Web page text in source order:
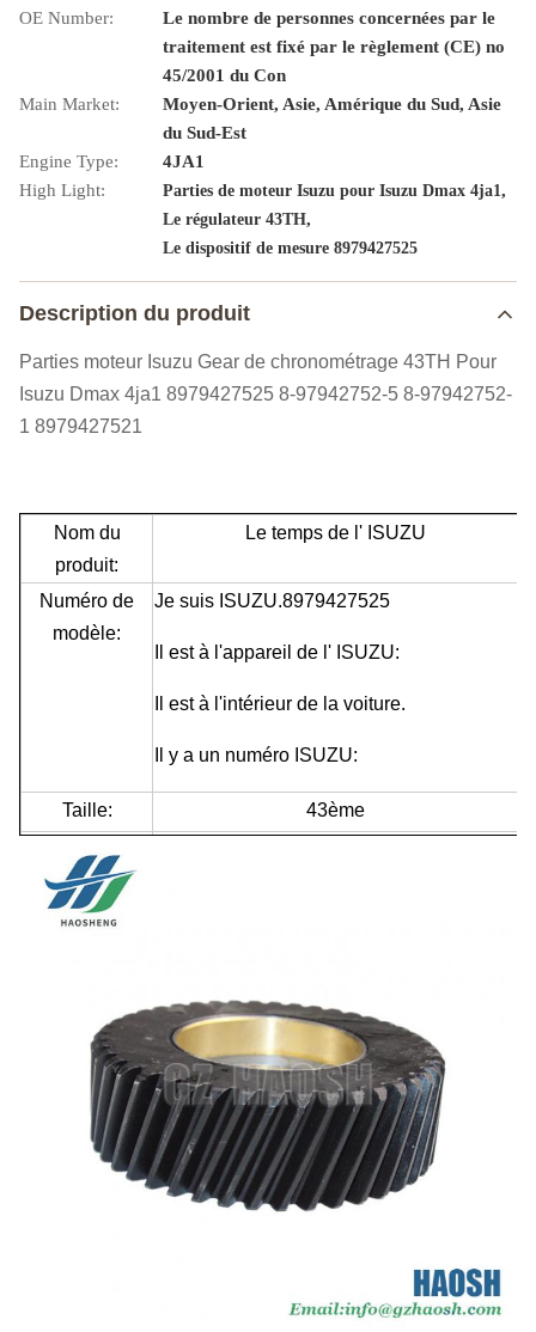
OE Number:
Le nombre de personnes concernées par le
traitement est fixé par le règlement (CE) no
45/2001 du Con
Main Market:
Moyen-Orient, Asie, Amérique du Sud, Asie
du Sud-Est
Engine Type:
4JA1
High Light:
Parties de moteur Isuzu pour Isuzu Dmax 4ja1,
Le régulateur 43TH,
Le dispositif de mesure 8979427525
Description du produit
Parties moteur Isuzu Gear de chronométrage 43TH Pour
Isuzu Dmax 4ja1 8979427525 8-97942752-5 8-97942752-
1 8979427521
Nom du
produit:
Le temps de l' ISUZU
Numéro de
modèle:
Je suis ISUZU.8979427525
Il est à l'appareil de l' ISUZU:
Il est à l'intérieur de la voiture.
Il y a un numéro ISUZU:
Taille:
43ème
voiture:
Qualité: